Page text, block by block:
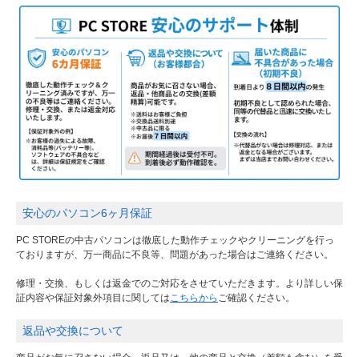
安心のパソコン6ヶ月保証
PC STOREの中古パソコンは徹底した動作チェックやクリーニングを行っ
ておりますが、万一商品に不良等、問題があった場合はご連絡ください。
修理・交換、もしくは返金でのご対応をさせていただきます。より詳しい保
証内容や保証対象外項目に関しては こちらから ご確認ください。
返品や交換について